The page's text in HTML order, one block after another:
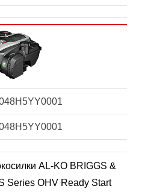
AL-KO BRIGGS &
Series OHV Ready Start